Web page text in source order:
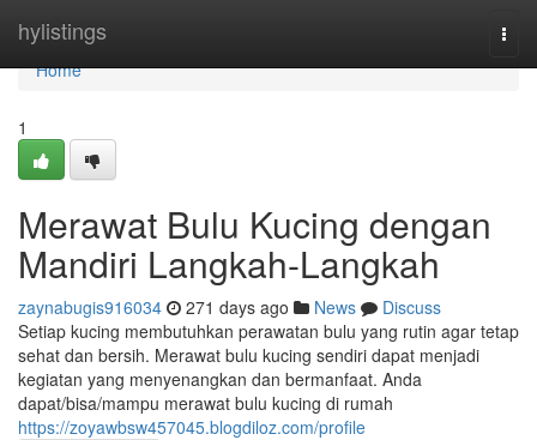
hylistings
Home
Home
1
Merawat Bulu Kucing dengan
Mandiri Langkah-Langkah
zaynabugis916034 271 days ago News
Discuss
Setiap kucing membutuhkan perawatan bulu yang rutin agar tetap
sehat dan bersih. Merawat bulu kucing sendiri dapat menjadi
kegiatan yang menyenangkan dan bermanfaat. Anda
dapat/bisa/mampu merawat bulu kucing di rumah
https://zoyawbsw457045.blogdiloz.com/profile